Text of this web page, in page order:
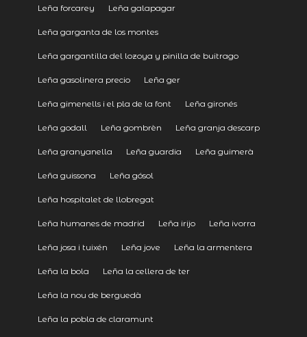
Leña forcarey Leña galapagar
Leña garganta de los montes
Leña gargantilla del lozoya y pinilla de buitrago
Leña gasolinera precio Leña ger
Leña gimenells i el pla de la font Leña gironés
Leña godall Leña gombrèn Leña granja descarp
Leña granyanella Leña guardia Leña guimerà
Leña guissona Leña gósol
Leña hospitalet de llobregat
Leña humanes de madrid Leña irijo Leña ivorra
Leña josa i tuixén Leña jove Leña la armentera
Leña la bola Leña la cellera de ter
Leña la nou de berguedà
Leña la pobla de claramunt